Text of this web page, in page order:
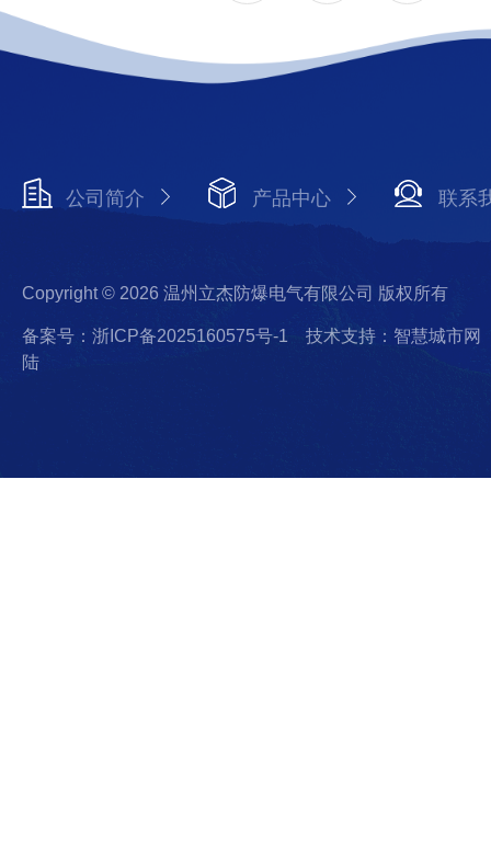
公司简介 产品中心 联系
Copyright © 2026 温州立杰防爆电气有限公司 版权所有
备案号：浙ICP备2025160575号-1
技术支持：智慧城市网
陆